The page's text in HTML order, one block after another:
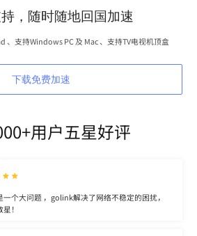
，随时随地回国加速
、支持Windows PC 及 Mac 、支持TV电视机顶盒
下载免费加速
用户五星好评
个大问题 ，golink解决了网络不稳定的困扰，
！